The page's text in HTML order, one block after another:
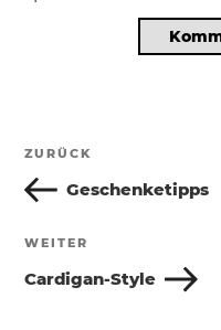
Beitragsnavigation
Vorheriger
Beitrag
ZURÜCK
Geschenketipps
Nächster
Beitrag
WEITER
Cardigan-Style